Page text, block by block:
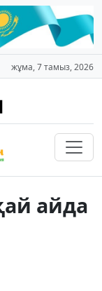
жұма, 7 тамыз, 2026
айда